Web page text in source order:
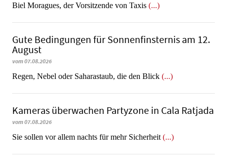
​​​​​​​Biel Moragues, der Vorsitzende von Taxis (...)
Gute Bedingungen für Sonnenfinsternis am 12.
August
vom 07.08.2026
Regen, Nebel oder Saharastaub, die den Blick (...)
Kameras überwachen Partyzone in Cala Ratjada
vom 07.08.2026
Sie sollen vor allem nachts für mehr Sicherheit (...)